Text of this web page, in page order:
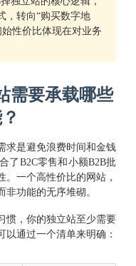
，转向“购买数字地
性价比体现在对业务
需要承载哪些
求是避免浪费时间和金钱
了B2C零售和小额B2B批
一个高性价比的网站，
功能的无序堆砌。
惯，你的独立站至少需要
通过一个清单来明确：